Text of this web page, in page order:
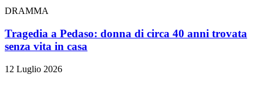
DRAMMA
Tragedia a Pedaso: donna di circa 40 anni trovata
senza vita in casa
12 Luglio 2026